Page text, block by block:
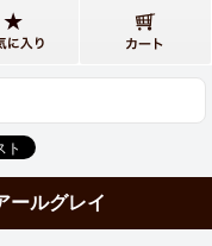
ールグレイ